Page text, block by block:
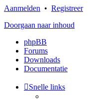
Aanmelden • Registreer
Doorgaan naar inhoud
phpBB
Forums
Downloads
Documentatie
Snelle links